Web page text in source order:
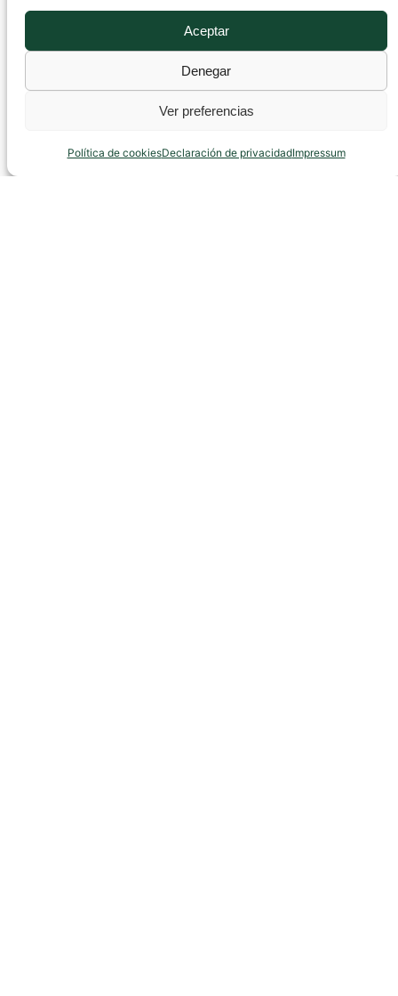
Aceptar
Denegar
Ver preferencias
Política de cookiesDeclaración de privacidadImpressum
El 28 de abril conmemoramos el Día Mundial de
la Seguridad y Salud en el Trabajo (SST). En
2003, la Organización Internacional del Trabajo
manera anual para poner el foco en la necesidad
de la prevención y la promoción de una cultura